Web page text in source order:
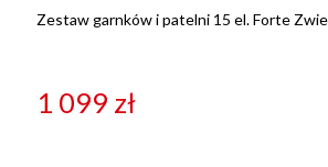
Zestaw garnków i patelni 15 el. Forte
1 099 zł